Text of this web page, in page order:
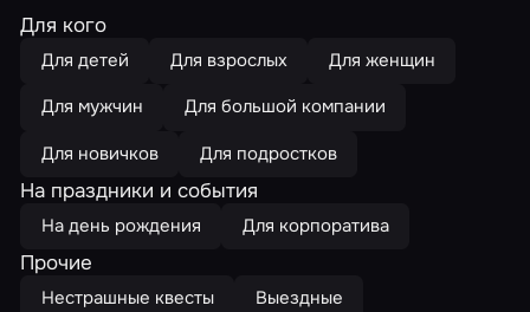
Для кого
Для детей Для взрослых
Для женщин
Для мужчин
Для большой компании
Для новичков
Для подростков
На праздники и события
На день рождения Для корпоратива
Прочие
Нестрашные квесты
Выездные